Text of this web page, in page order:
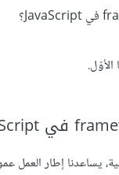
يساعدنا إطار العمل